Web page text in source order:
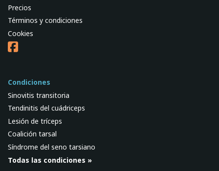
Precios
Términos y condiciones
Cookies
Condiciones
Sinovitis transitoria
Tendinitis del cuádriceps
Lesión de tríceps
Coalición tarsal
Síndrome del seno tarsiano
Todas las condiciones »